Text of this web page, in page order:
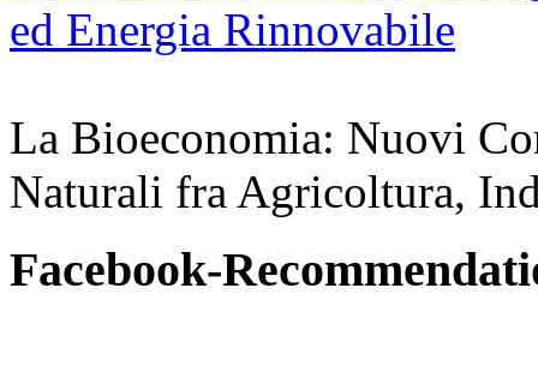
La Bioeconomia: Nuovi
Naturali fra Agricoltura,
Facebook-